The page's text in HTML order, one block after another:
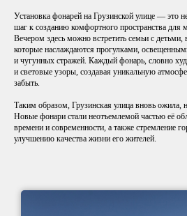
Установка фонарей на Грузинской улице — это
шаг к созданию комфортного пространства для
Вечером здесь можно встретить семьи с
которые наслаждаются прогулками,
и чугунных стражей. Каждый фонарь, словно
и световые узоры, создавая уникальную
забыть.
Таким образом, Грузинская улица вновь ожила,
Новые фонари стали неотъемлемой частью её
времени и современности, а также стремление
улучшению качества жизни его жителей.